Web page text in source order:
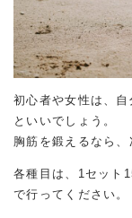
初心者や女性は、
といいでしょう。
胸筋を鍛えるなら
各種目は、1セット
で行ってください。